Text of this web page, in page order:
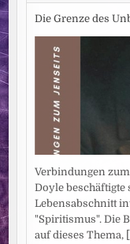
Die Grenze des
Verbindungen
Doyle beschäftigte
Lebensabschnitt
"Spiritismus". Die
auf dieses Thema,